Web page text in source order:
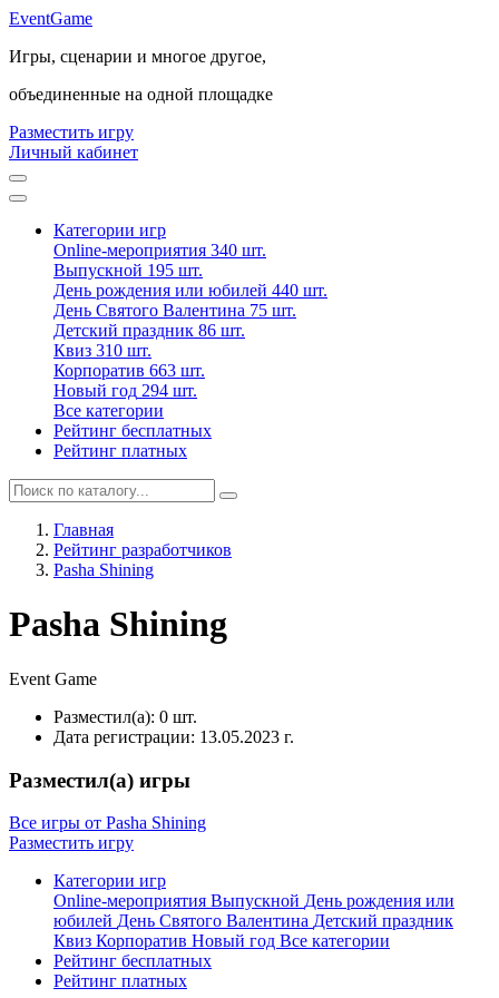
EventGame
Игры, сценарии и многое другое,
объединенные на одной площадке
Разместить игру
Личный кабинет
Категории игр
Online-мероприятия 340 шт.
Выпускной 195 шт.
День рождения или юбилей 440 шт.
День Святого Валентина 75 шт.
Детский праздник 86 шт.
Квиз 310 шт.
Корпоратив 663 шт.
Новый год 294 шт.
Все категории
Рейтинг бесплатных
Рейтинг платных
Главная
Рейтинг разработчиков
Pasha Shining
Pasha Shining
Event Game
Разместил(а): 0 шт.
Дата регистрации: 13.05.2023 г.
Разместил(а) игры
Все игры от Pasha Shining
Разместить игру
Категории игр
Online-мероприятия Выпускной День рождения или
юбилей День Святого Валентина Детский праздник
Квиз Корпоратив Новый год Все категории
Рейтинг бесплатных
Рейтинг платных